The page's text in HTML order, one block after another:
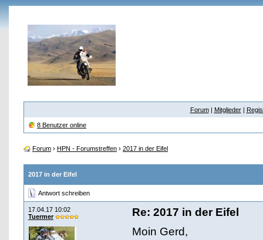
Forum| Mitglieder|
8 Benutzer online
Forum › HPN - Forumstreffen › 2017 in der Eifel
2017 in der Eifel
Antwort schreiben
17.04.17 10:02
Tuermer
Re: 2017 in der Eifel
Moin Gerd,